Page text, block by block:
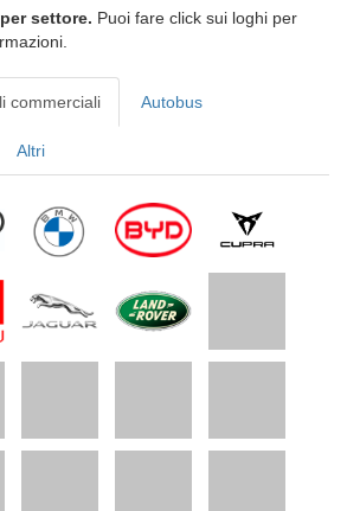
settore. Puoi fare click sui loghi per
commerciali Autobus
Altri